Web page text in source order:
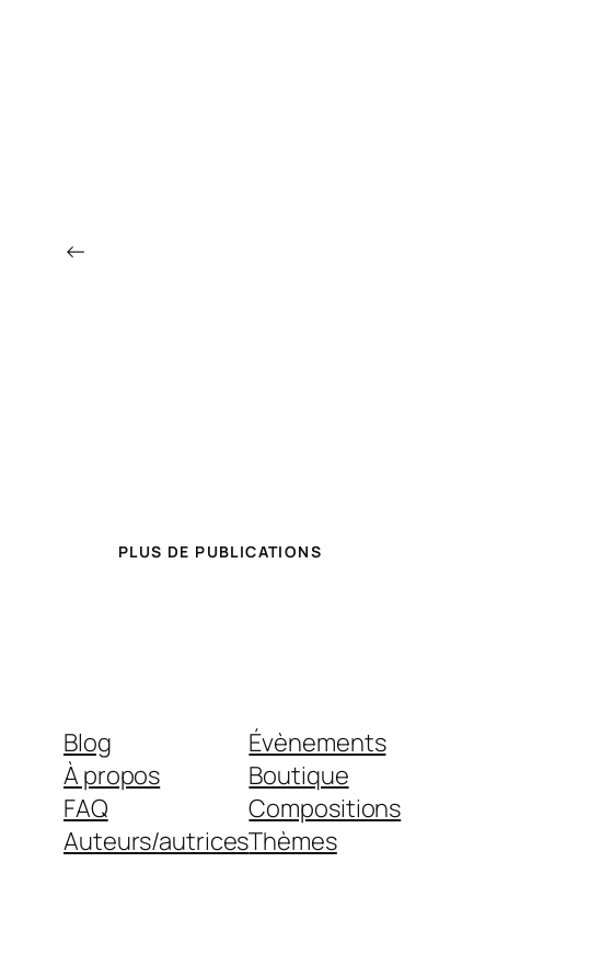
←
PLUS DE PUBLICATIONS
Blog
À propos
FAQ
Auteurs/autrices
Évènements
Boutique
Compositions
Thèmes